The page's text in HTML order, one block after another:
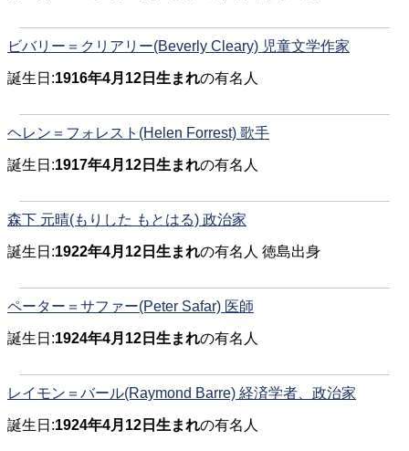
ビバリー＝クリアリー(Beverly Cleary) 児童文学作家
誕生日:1916年4月12日生まれの有名人
ヘレン＝フォレスト(Helen Forrest) 歌手
誕生日:1917年4月12日生まれの有名人
森下 元晴(もりした もとはる) 政治家
誕生日:1922年4月12日生まれの有名人 徳島出身
ペーター＝サファー(Peter Safar) 医師
誕生日:1924年4月12日生まれの有名人
レイモン＝バール(Raymond Barre) 経済学者、政治家
誕生日:1924年4月12日生まれの有名人